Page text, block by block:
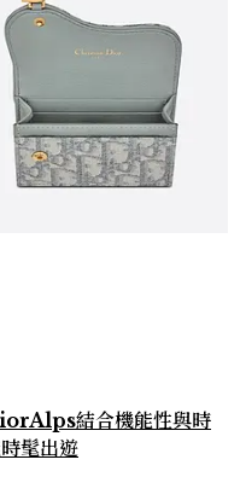
結合機能性與時
髦出遊